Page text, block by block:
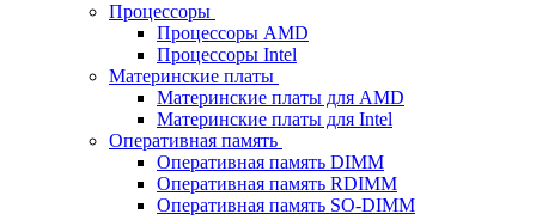
Процессоры
Процессоры AMD
Процессоры Intel
Материнские платы
Материнские платы для AMD
Материнские платы для Intel
Оперативная память
Оперативная память DIMM
Оперативная память RDIMM
Оперативная память SO-DIMM